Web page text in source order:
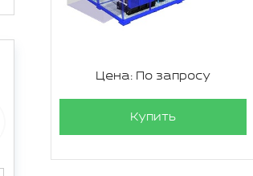
Цена: По запросу
Купить